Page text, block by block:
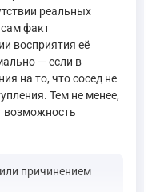
реальных
факт
восприятия её
— если в
на то, что сосед не
Тем не менее,
возможность
причинением